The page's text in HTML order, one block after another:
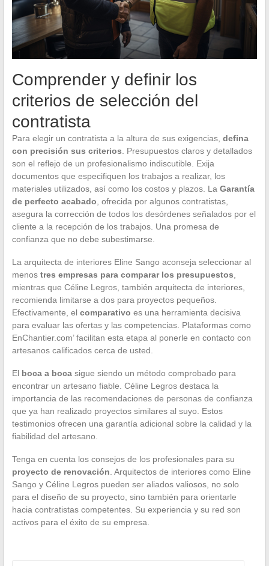
Comprender y definir los
criterios de selección del
contratista
Para elegir un contratista a la altura de sus exigencias, defina
con precisión sus criterios. Presupuestos claros y detallados
son el reflejo de un profesionalismo indiscutible. Exija
documentos que especifiquen los trabajos a realizar, los
materiales utilizados, así como los costos y plazos. La Garantía
de perfecto acabado, ofrecida por algunos contratistas,
asegura la corrección de todos los desórdenes señalados por el
cliente a la recepción de los trabajos. Una promesa de
confianza que no debe subestimarse.
La arquitecta de interiores Eline Sango aconseja seleccionar al
menos tres empresas para comparar los presupuestos,
mientras que Céline Legros, también arquitecta de interiores,
recomienda limitarse a dos para proyectos pequeños.
Efectivamente, el comparativo es una herramienta decisiva
para evaluar las ofertas y las competencias. Plataformas como
EnChantier.com’ facilitan esta etapa al ponerle en contacto con
artesanos calificados cerca de usted.
El boca a bocasigue siendo un método comprobado para
encontrar un artesano fiable. Céline Legros destaca la
importancia de las recomendaciones de personas de confianza
que ya han realizado proyectos similares al suyo. Estos
testimonios ofrecen una garantía adicional sobre la calidad y la
fiabilidad del artesano.
Tenga en cuenta los consejos de los profesionales para su
proyecto de renovación. Arquitectos de interiores como Eline
Sango y Céline Legros pueden ser aliados valiosos, no solo
para el diseño de su proyecto, sino también para orientarle
hacia contratistas competentes. Su experiencia y su red son
activos para el éxito de su empresa.